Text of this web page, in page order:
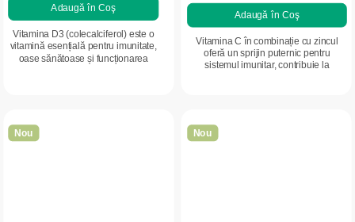
Adaugă în Coş
Vitamina D3 (colecalciferol) este o
vitamină esențială pentru imunitate,
oase sănătoase și funcționarea
Adaugă în Coş
Vitamina C în combinație cu zincul
oferă un sprijin puternic pentru
sistemul imunitar, contribuie la
Nou Nou